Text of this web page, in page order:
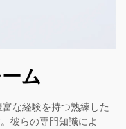
ム
な経験を持つ熟練した
彼らの専門知識によ